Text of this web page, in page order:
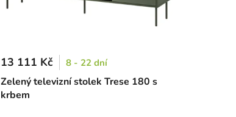
Zelený televizní stolek Trese 180 s
krbem
13 111 Kč 8 - 22 dní